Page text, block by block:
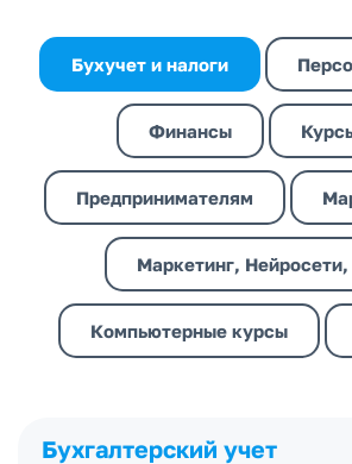
Бухучет и налоги
Финансы
Предпринимателям
Маркетинг, Нейросети,
Компьютерные курсы
Бухгалтерский учет